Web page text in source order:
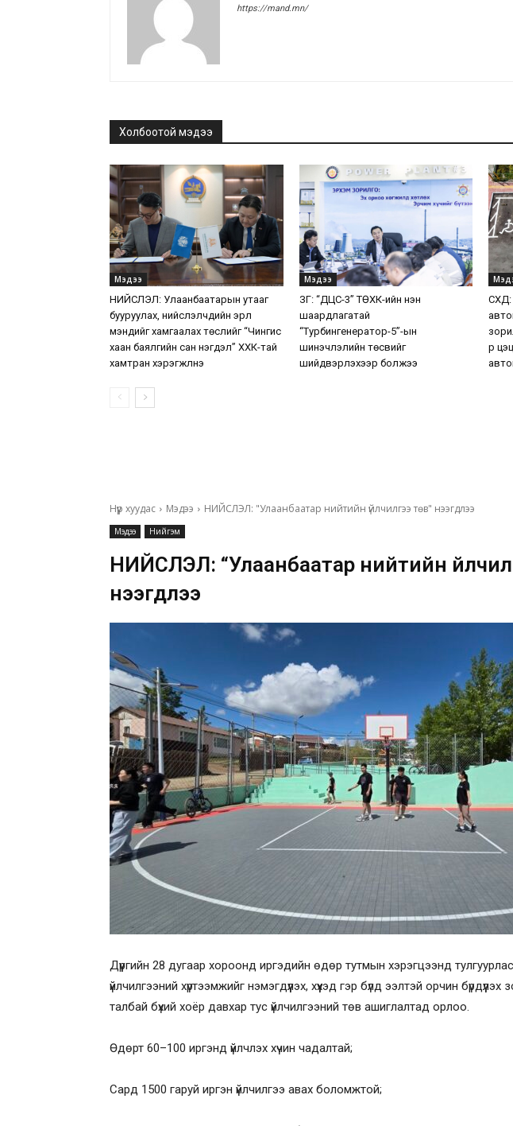
https://mand.mn/
Холбоотой мэдээ
Мэдээ
НИЙСЛЭЛ: Улаанбаатарын утааг
бууруулах, нийслэлчүүдийн эрүүл
мэндийг хамгаалах төслийг “Чингис
хаан баялгийн сан нэгдэл” ХХК-тай
хамтран хэрэгжүүлнэ
Мэдээ
ЗГ: “ДЦС-3” ТӨХК-ийн нэн
шаардлагатай
“Турбингенератор-5”-ын
шинэчлэлийн төсвийг
шийдвэрлэхээр болжээ
СХД:
р